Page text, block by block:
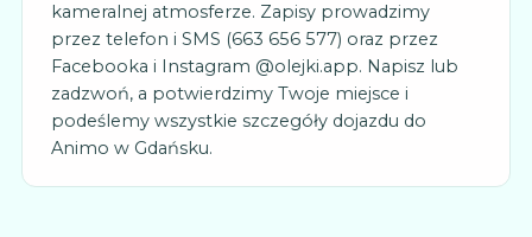
kameralnej atmosferze. Zapisy prowadzimy
przez telefon i SMS (663 656 577) oraz przez
Facebooka i Instagram @olejki.app. Napisz lub
zadzwoń, a potwierdzimy Twoje miejsce i
podeślemy wszystkie szczegóły dojazdu do
Animo w Gdańsku.